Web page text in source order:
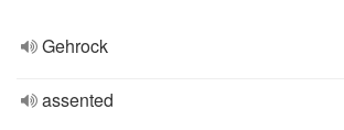
Gehrock
assented